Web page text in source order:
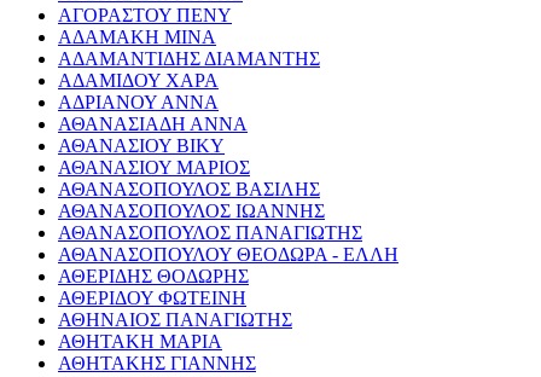
ΑΓΟΡΑΣΤΟΥ ΠΕΝΥ
ΑΔΑΜΑΚΗ ΜΙΝΑ
ΑΔΑΜΑΝΤΙΔΗΣ ΔΙΑΜΑΝΤΗΣ
ΑΔΑΜΙΔΟΥ ΧΑΡΑ
ΑΔΡΙΑΝΟΥ ΑΝΝΑ
ΑΘΑΝΑΣΙΑΔΗ ΑΝΝΑ
ΑΘΑΝΑΣΙΟΥ ΒΙΚΥ
ΑΘΑΝΑΣΙΟΥ ΜΑΡΙΟΣ
ΑΘΑΝΑΣΟΠΟΥΛΟΣ ΒΑΣΙΛΗΣ
ΑΘΑΝΑΣΟΠΟΥΛΟΣ ΙΩΑΝΝΗΣ
ΑΘΑΝΑΣΟΠΟΥΛΟΣ ΠΑΝΑΓΙΩΤΗΣ
ΑΘΑΝΑΣΟΠΟΥΛΟΥ ΘΕΟΔΩΡΑ - ΕΛΛΗ
ΑΘΕΡΙΔΗΣ ΘΟΔΩΡΗΣ
ΑΘΕΡΙΔΟΥ ΦΩΤΕΙΝΗ
ΑΘΗΝΑΙΟΣ ΠΑΝΑΓΙΩΤΗΣ
ΑΘΗΤΑΚΗ ΜΑΡΙΑ
ΑΘΗΤΑΚΗΣ ΓΙΑΝΝΗΣ